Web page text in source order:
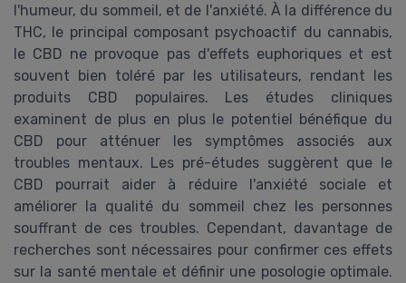
l'humeur, du sommeil, et de l'anxiété. À la différence du
THC, le principal composant psychoactif du cannabis,
le CBD ne provoque pas d'effets euphoriques et est
souvent bien toléré par les utilisateurs, rendant les
produits CBD populaires. Les études cliniques
examinent de plus en plus le potentiel bénéfique du
CBD pour atténuer les symptômes associés aux
troubles mentaux. Les pré-études suggèrent que le
CBD pourrait aider à réduire l'anxiété sociale et
améliorer la qualité du sommeil chez les personnes
souffrant de ces troubles. Cependant, davantage de
recherches sont nécessaires pour confirmer ces effets
sur la santé mentale et définir une posologie optimale.